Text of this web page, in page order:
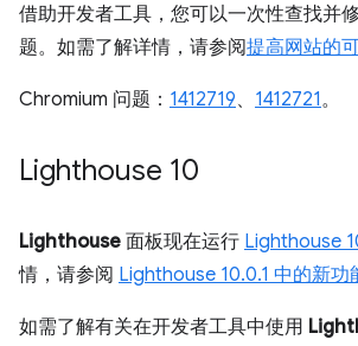
借助开发者工具，您可以一次性查找并
题。如需了解详情，请参阅提高网站的
Chromium 问题： 1412719、 1412721。
Lighthouse 10
Lighthouse 面板现在运行 Lighthouse
情，请参阅 Lighthouse 10.0.1 中的新功
如需了解有关在开发者工具中使用